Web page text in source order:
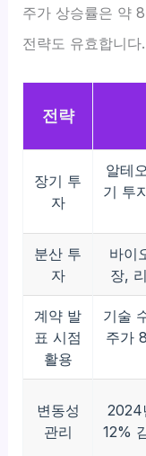
주가 상승률은 약
전략도 유효합니다.
전략
장기 투
자
알테
기 투
분산 투
자
바이
장,
계약 발
표 시점
활용
기술
주가
변동성
관리
2024
12%